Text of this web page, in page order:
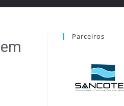
Parceiros